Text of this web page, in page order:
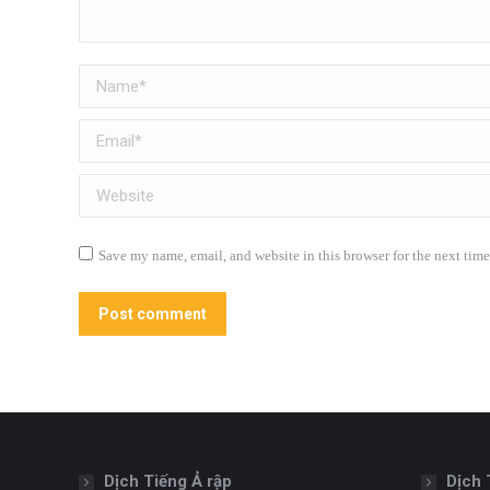
Name *
Email *
Website
Save my name, email, and website in this browser for the next
Post comment
Dịch Tiếng Ả rập Dịch